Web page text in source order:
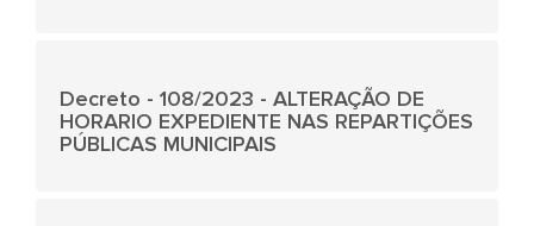
Decreto - 108/2023 - ALTERAÇÃO DE
HORARIO EXPEDIENTE NAS REPARTIÇÕES
PÚBLICAS MUNICIPAIS